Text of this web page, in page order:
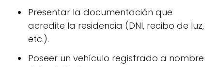
Presentar la documentación que
acredite la residencia (DNI, recibo de luz,
etc.).
Poseer un vehículo registrado a nombre